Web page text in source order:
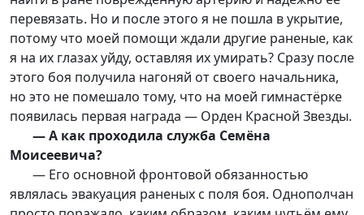
перевязать. Но и после этого я не пошла в укрытие,
потому что моей помощи ждали другие раненые, как
я на их глазах уйду, оставляя их умирать? Сразу после
этого боя получила нагоняй от своего начальника,
но это не помешало тому, что на моей гимнастёрке
появилась первая награда — Орден Красной Звезды.
— А как проходила служба Семёна
Моисеевича?
— Его основной фронтовой обязанностью
являлась эвакуация раненых с поля боя. Однополчан